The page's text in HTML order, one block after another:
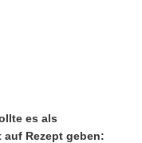
es als
Rezept geben: